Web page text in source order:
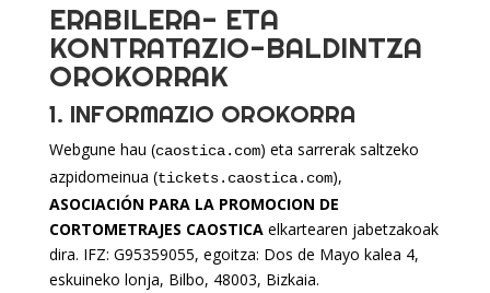
ERABILERA- ETA
KONTRATAZIO-BALDINTZA
OROKORRAK
1. INFORMAZIO OROKORRA
Webgune hau (caostica.com) eta sarrerak saltzeko
azpidomeinua (tickets.caostica.com),
ASOCIACIÓN PARA LA PROMOCION DE
CORTOMETRAJES CAOSTICAelkartearen jabetzakoak
dira. IFZ: G95359055, egoitza: Dos de Mayo kalea 4,
eskuineko lonja, Bilbo, 48003, Bizkaia.